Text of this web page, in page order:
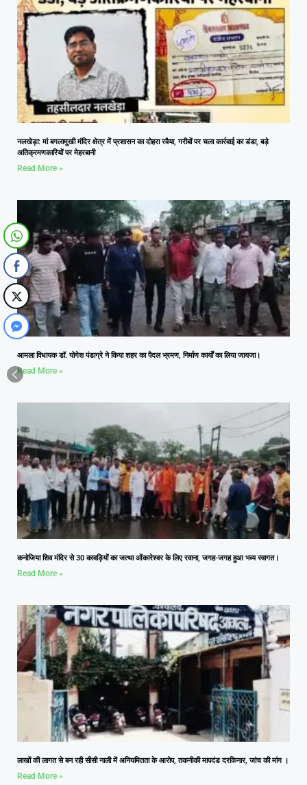
नलखेड़ा: मां बगलामुखी मंदिर क्षेत्र में प्रशासन का दोहरा रवैया, गरीबों पर चला कार्रवाई का डंडा, बड़े
अतिक्रमणकारियों पर मेहरबानी
Read More »
आमला विधायक डॉ. योगेश पंडाग्रे ने किया शहर का पैदल भ्रमण, निर्माण कार्यों का लिया जायजा।
Read More »
कनोजिया शिव मंदिर से 30 कावड़ियों का जत्था ओंकारेश्वर के लिए रवाना, जगह-जगह हुआ भव्य स्वागत।
Read More »
लाखों की लागत से बन रही सीसी नाली में अनियमितता के आरोप, तकनीकी मापदंड दरकिनार, जांच की मांग ।
Read More »